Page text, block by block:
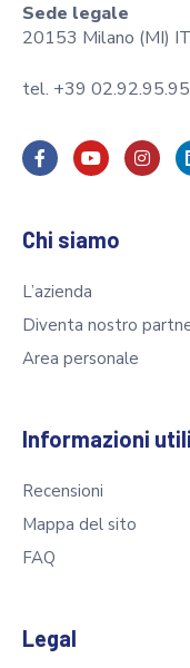
Sede legale
20153 Milano (MI)
tel. +39 02.92.95.95
Chi siamo
L’azienda
Diventa nostro
Area personale
Informazioni utili
Recensioni
Mappa del sito
FAQ
Legal